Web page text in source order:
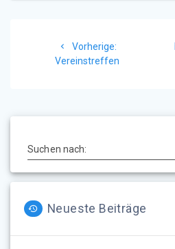
Vorherige:
Beitrag:
Vereinstreffen
Suchen nach:
Neueste Beiträge